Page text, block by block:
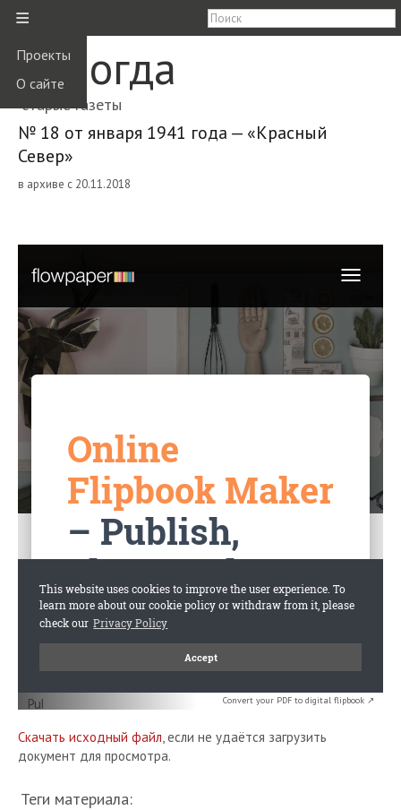
≡
Проекты
О сайте
Вологда
старые газеты
№ 18 от января 1941 года — «Красный
Север»
в архиве с 20.11.2018
Convert your PDF to digital flipbook ↗
Скачать исходный файл, если не удаётся загрузить
документ для просмотра.
Теги материала: